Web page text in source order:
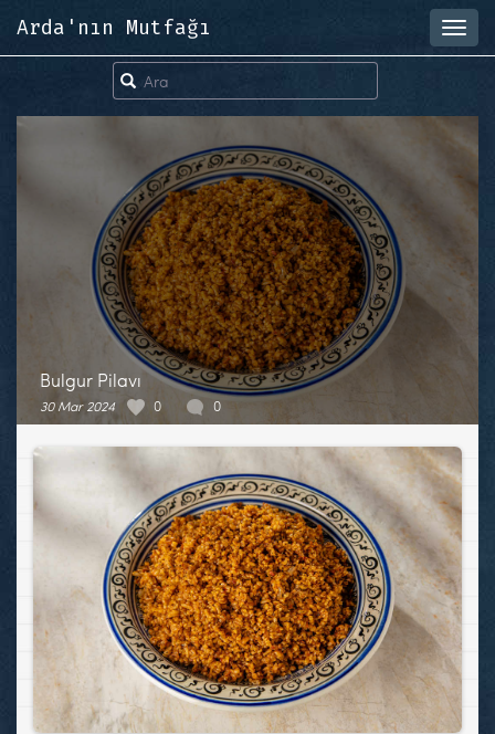
Arda'nın Mutfağı
Bulgur Pilavı
30 Mar 2024 0 0